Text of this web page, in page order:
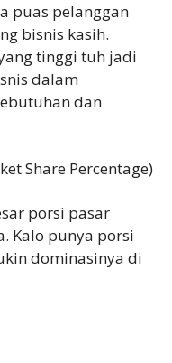
puas pelanggan
bisnis kasih.
tinggi tuh jadi
dalam
dan
Share Percentage)
porsi pasar
Kalo punya porsi
dominasinya di